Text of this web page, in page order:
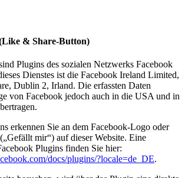
& Share-Button)
Plugins des sozialen Netzwerks Facebook
Dienstes ist die Facebook Ireland Limited,
Dublin 2, Irland. Die erfassten Daten
von Facebook jedoch auch in die USA und in
erkennen Sie an dem Facebook-Logo oder
mir“) auf dieser Website. Eine
Plugins finden Sie hier:
docs/plugins/?locale=de_DE.